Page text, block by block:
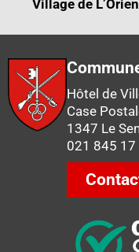
Village de
Hôtel de
Case
1347 Le
021 845 17